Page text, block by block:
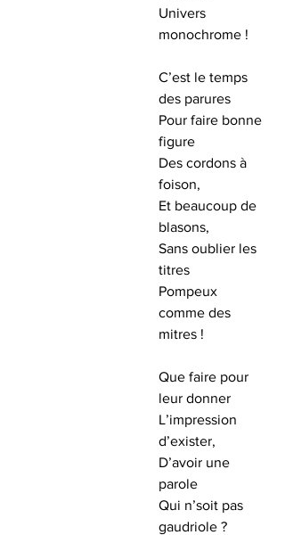
Univers
monochrome !
C’est le temps
des parures
Pour faire bonne
figure
Des cordons à
foison,
Et beaucoup de
blasons,
Sans oublier les
titres
Pompeux
comme des
mitres !
Que faire pour
leur donner
L’impression
d’exister,
D’avoir une
parole
Qui n’soit pas
gaudriole ?